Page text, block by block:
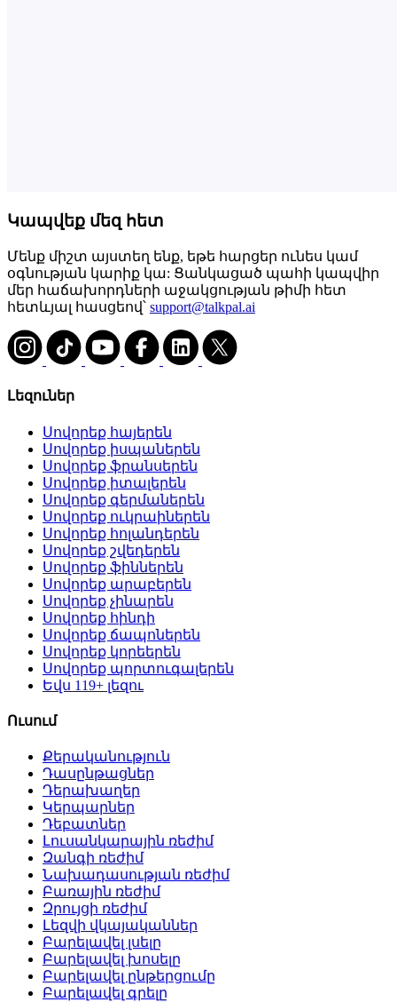
Կապվեք մեզ հետ
Մենք միշտ այստեղ ենք, եթե հարցեր ունես կամ
օգնության կարիք կա: Ցանկացած պահի կապվիր
մեր հաճախորդների աջակցության թիմի հետ
հետևյալ հասցեով՝ support@talkpal.ai
Լեզուներ
Սովորեք հայերեն
Սովորեք իսպաներեն
Սովորեք ֆրանսերեն
Սովորեք իտալերեն
Սովորեք գերմաներեն
Սովորեք ուկրաիներեն
Սովորեք հոլանդերեն
Սովորեք շվեդերեն
Սովորեք ֆիններեն
Սովորեք արաբերեն
Սովորեք չինարեն
Սովորեք հինդի
Սովորեք ճապոներեն
Սովորեք կորեերեն
Սովորեք պորտուգալերեն
Եվս 119+ լեզու
Ուսում
Քերականություն
Դասընթացներ
Դերախաղեր
Կերպարներ
Դեբատներ
Լուսանկարային ռեժիմ
Զանգի ռեժիմ
Նախադասության ռեժիմ
Բառային ռեժիմ
Զրույցի ռեժիմ
Լեզվի վկայականներ
Բարելավել լսելը
Բարելավել խոսելը
Բարելավել ընթերցումը
Բարելավել գրելը